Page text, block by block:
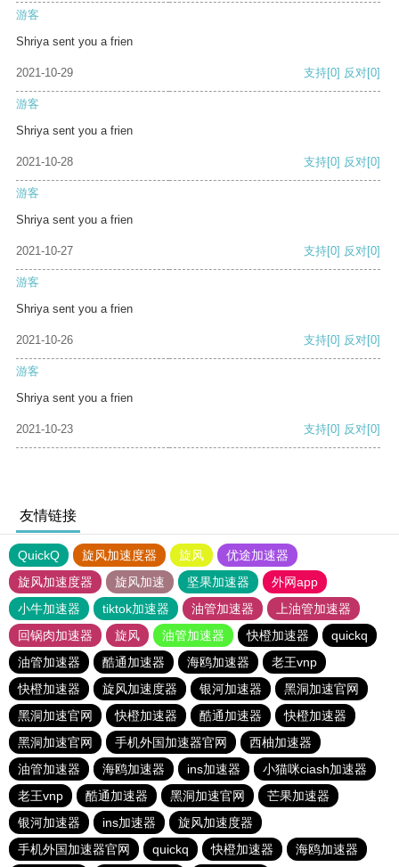
游客
Shriya sent you a frien
2021-10-29 支持[0] 反对[0]
游客
Shriya sent you a frien
2021-10-28 支持[0] 反对[0]
游客
Shriya sent you a frien
2021-10-27 支持[0] 反对[0]
游客
Shriya sent you a frien
2021-10-26 支持[0] 反对[0]
游客
Shriya sent you a frien
2021-10-23 支持[0] 反对[0]
友情链接
QuickQ 旋风加速度器 旋风
优途加速器
旋风加速度器
旋风加速 坚果加速器
外网app
小牛加速器
tiktok加速器 油管加速器
上油管加速器
回锅肉加速器
旋风 油管加速器 快橙加速器
quickq
油管加速器
酷通加速器 海鸥加速器
老王vnp
快橙加速器
旋风加速度器 银河加速器
黑洞加速官网
黑洞加速官网
快橙加速器 酷通加速器
快橙加速器
黑洞加速官网
手机外国加速器官网
西柚加速器
油管加速器
海鸥加速器 ins加速器
小猫咪ciash加速器
老王vnp
酷通加速器 黑洞加速官网
芒果加速器
银河加速器
ins加速器
旋风加速度器
手机外国加速器官网
quickq 快橙加速器 海鸥加速器